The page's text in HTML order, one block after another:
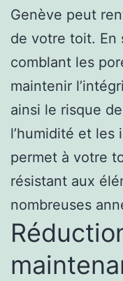
Genève peut
de votre toit. En
comblant les
maintenir
ainsi le risque
l’humidité et les
permet à votre
résistant aux
nombreuses